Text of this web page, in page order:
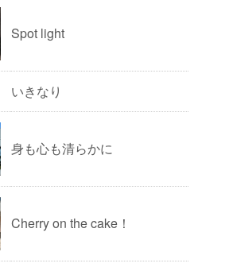
Spot light
いきなり
身も心も清らかに
Cherry on the cake！